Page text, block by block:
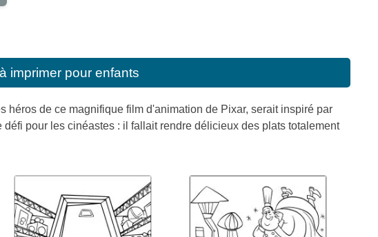
imprimer pour enfants
héros de ce magnifique film d'animation de Pixar, serait inspiré par
pour les cinéastes : il fallait rendre délicieux des plats totalement